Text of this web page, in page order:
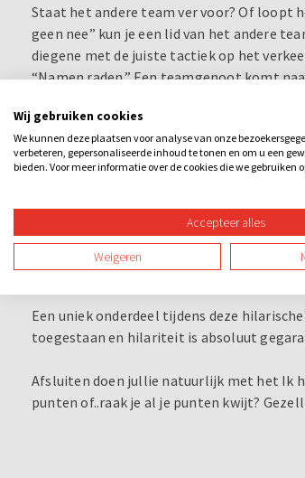
Staat het andere team ver voor? Of loopt
geen nee” kun je een lid van het andere
diegene met de juiste tactiek op het
“Namen raden.” Een teamgenoot komt
En wat dacht je van het
en geven een verjaardagscadeau - dat een
alleen doorgeven als je het juiste
Natuurlijk mag het bekende kaaswerpen
Apeldoorn? Haarlem? Middelburg? Geef
topografische kennis gesteld is.
Een uniek onderdeel tijdens deze
toegestaan en hilariteit is absoluut
Afsluiten doen jullie natuurlijk met het Ik
punten of..raak je al je punten kwijt?
Wij gebruiken cookies
We kunnen deze plaatsen voor analyse van onze
verbeteren, gepersonaliseerde inhoud te tonen en om u een
bieden. Voor meer informatie over de cookies die we gebruiken
Accepteer alles
Weigeren